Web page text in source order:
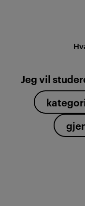
Jeg vil